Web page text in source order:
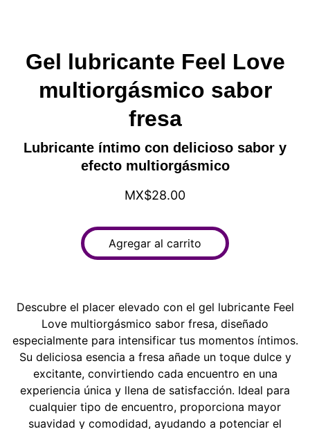
Gel lubricante Feel Love
multiorgásmico sabor
fresa
Lubricante íntimo con delicioso sabor y
efecto multiorgásmico
MX$28.00
Agregar al carrito
Descubre el placer elevado con el gel lubricante Feel
Love multiorgásmico sabor fresa, diseñado
especialmente para intensificar tus momentos íntimos.
Su deliciosa esencia a fresa añade un toque dulce y
excitante, convirtiendo cada encuentro en una
experiencia única y llena de satisfacción. Ideal para
cualquier tipo de encuentro, proporciona mayor
suavidad y comodidad, ayudando a potenciar el